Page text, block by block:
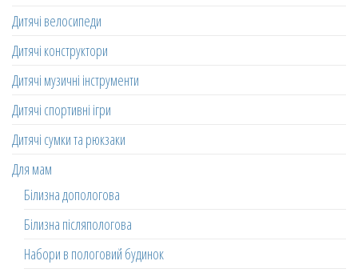
Дитячі велосипеди
Дитячі конструктори
Дитячі музичні інструменти
Дитячі спортивні ігри
Дитячі сумки та рюкзаки
Для мам
Білизна допологова
Білизна післяпологова
Набори в пологовий будинок